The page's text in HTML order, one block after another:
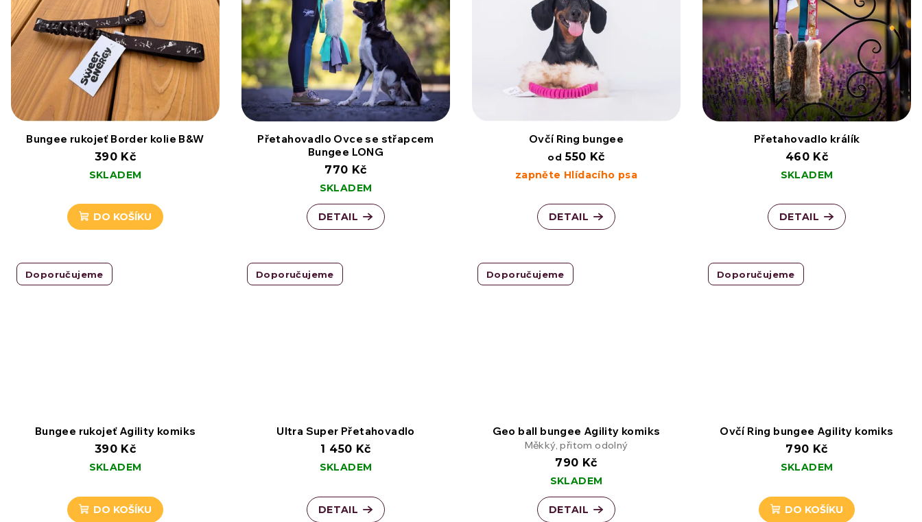
Bungee rukojeť Border kolie B&W
390 Kč
SKLADEM
DO KOŠÍKU
Přetahovadlo Ovce se střapcem
Bungee LONG
770 Kč
SKLADEM
DETAIL
Ovčí Ring bungee
od 550 Kč
zapněte Hlídacího psa
DETAIL
Přetahovadlo králík
460 Kč
SKLADEM
DETAIL
Doporučujeme
Bungee rukojeť Agility komiks
390 Kč
SKLADEM
DO KOŠÍKU
Doporučujeme
Ultra Super Přetahovadlo
1 450 Kč
SKLADEM
DETAIL
Doporučujeme
Geo ball bungee Agility komiks
Měkký, přitom odolný
790 Kč
SKLADEM
DETAIL
Doporučujeme
Ovčí Ring bungee Agility komiks
790 Kč
SKLADEM
DO KOŠÍKU